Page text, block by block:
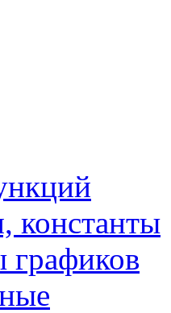
константы